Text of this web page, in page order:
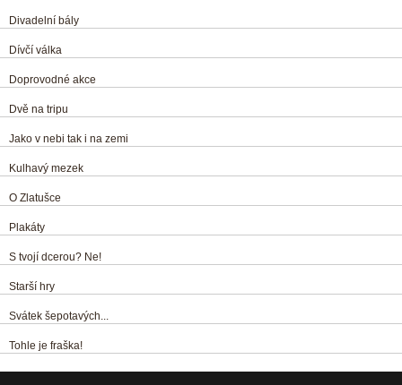
Divadelní bály
Dívčí válka
Doprovodné akce
Dvě na tripu
Jako v nebi tak i na zemi
Kulhavý mezek
O Zlatušce
Plakáty
S tvojí dcerou? Ne!
Starší hry
Svátek šepotavých...
Tohle je fraška!